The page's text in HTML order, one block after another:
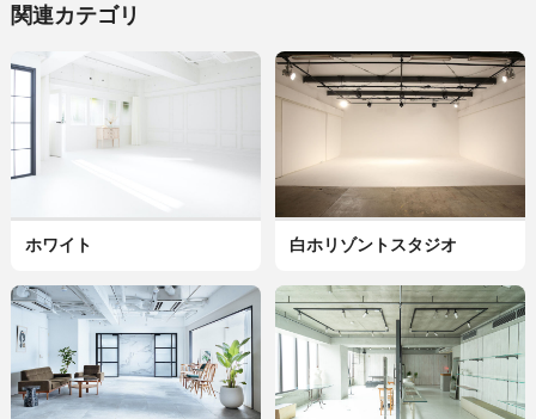
関連カテゴリ
ホワイト 白ホリゾントスタジオ